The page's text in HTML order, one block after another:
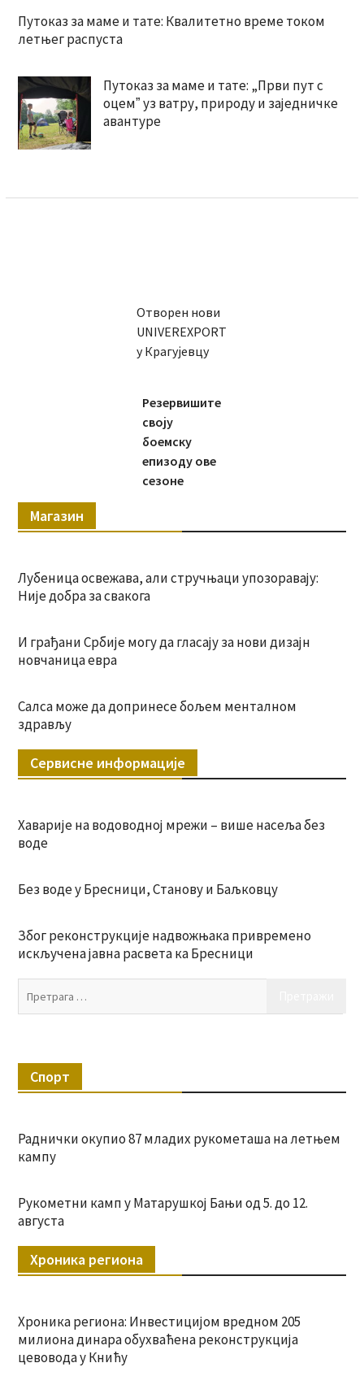
Путоказ за маме и тате: Квалитетно време током
летњег распуста
Путоказ за маме и тате: „Први пут с
оцемˮ уз ватру, природу и заједничке
авантуре
Отворен нови
UNIVEREXPORT
у Крагујевцу
Резервишите
своју
боемску
епизоду ове
сезоне
Магазин
Лубеница освежава, али стручњаци упозоравају:
Није добра за свакога
И грађани Србије могу да гласају за нови дизајн
новчаница евра
Салса може да допринесе бољем менталном
здрављу
Сервисне информације
Хаварије на водоводној мрежи – више насеља без
воде
Без воде у Бресници, Станову и Баљковцу
Због реконструкције надвожњака привремено
искључена јавна расвета ка Бресници
Спорт
Раднички окупио 87 младих рукометаша на летњем
кампу
Рукометни камп у Матарушкој Бањи од 5. до 12.
августа
Хроника региона
Хроника региона: Инвестицијом вредном 205
милиона динара обухваћена реконструкција
цевовода у Книћу